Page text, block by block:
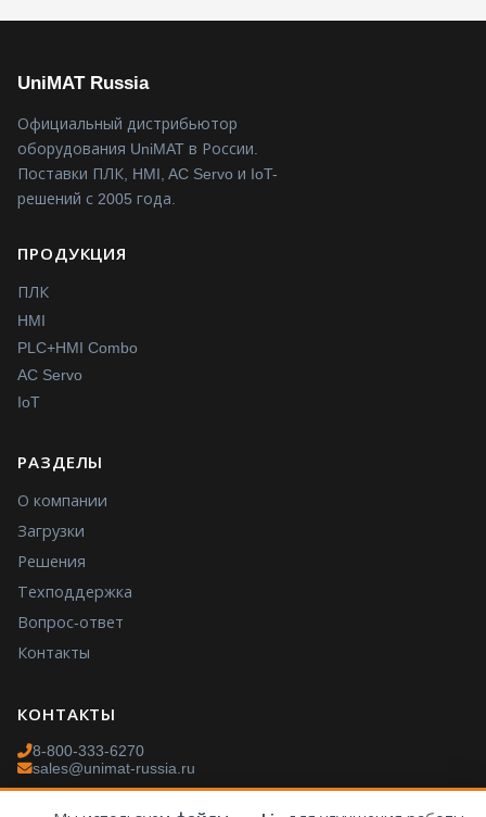
UniMAT Russia
Официальный дистрибьютор
оборудования UniMAT в России.
Поставки ПЛК, HMI, AC Servo и IoT-
решений с 2005 года.
ПРОДУКЦИЯ
ПЛК
HMI
PLC+HMI Combo
AC Servo
IoT
РАЗДЕЛЫ
О компании
Загрузки
Решения
Техподдержка
Вопрос-ответ
Контакты
КОНТАКТЫ
8-800-333-6270
sales@unimat-russia.ru